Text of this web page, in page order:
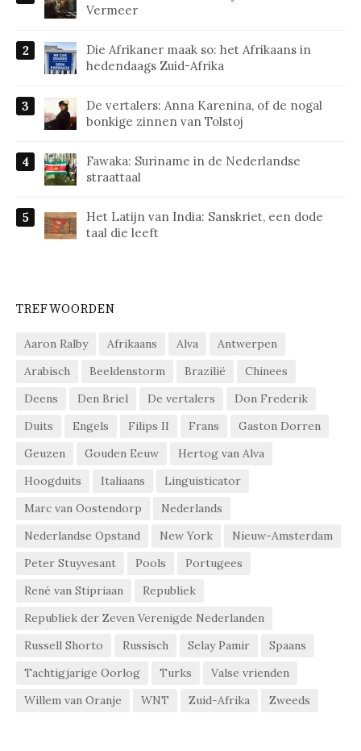
Vermeer
Die Afrikaner maak so: het Afrikaans in
hedendaags Zuid-Afrika
De vertalers: Anna Karenina, of de nogal
bonkige zinnen van Tolstoj
Fawaka: Suriname in de Nederlandse
straattaal
Het Latijn van India: Sanskriet, een dode
taal die leeft
TREFWOORDEN
Aaron Ralby Afrikaans Alva
Antwerpen
Arabisch
Beeldenstorm Brazilië
Chinees
Deens
Den Briel De vertalers
Don Frederik
Duits
Engels Filips II Frans
Gaston Dorren
Geuzen
Gouden Eeuw
Hertog van Alva
Hoogduits
Italiaans
Linguisticator
Marc van Oostendorp
Nederlands
Nederlandse Opstand
New York
Nieuw-Amsterdam
Peter Stuyvesant
Pools
Portugees
René van Stipriaan
Republiek
Republiek der Zeven Verenigde Nederlanden
Russell Shorto
Russisch Selay Pamir
Spaans
Tachtigjarige Oorlog
Turks
Valse vrienden
Willem van Oranje
WNT Zuid-Afrika Zweeds